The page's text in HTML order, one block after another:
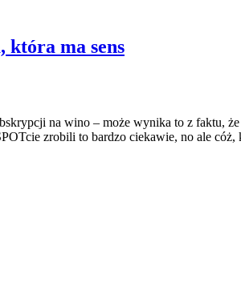
ma sens
na wino – może wynika to z faktu,
zrobili to bardzo ciekawie, no ale